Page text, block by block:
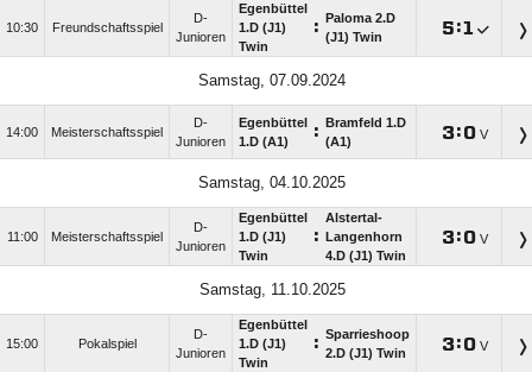
10:30 Freundschaftsspiel
D-
Junioren
Egenbüttel
1.D (J1)
Twin
:
Paloma 2.D
(J1) Twin
:
Samstag, 07.09.2024
14:00 Meisterschaftsspiel
D-
Junioren
Egenbüttel
1.D (A1)
:
Bramfeld 1.D
(A1)
: V
Samstag, 04.10.2025
11:00 Meisterschaftsspiel
D-
Junioren
Egenbüttel
1.D (J1)
Twin
:
Alstertal-
Langenhorn
4.D (J1) Twin
: V
Samstag, 11.10.2025
15:00 Pokalspiel
D-
Junioren
Egenbüttel
1.D (J1)
Twin
: Sparrieshoop
2.D (J1) Twin
: V